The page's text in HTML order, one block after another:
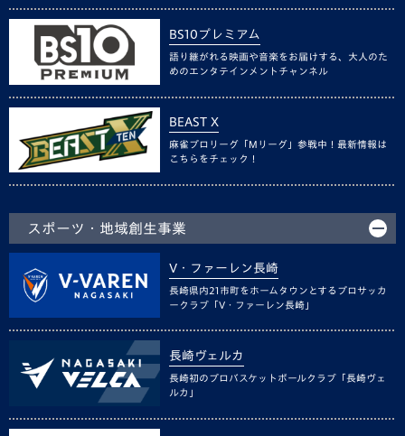
BS10プレミアム
語り継がれる映画や音楽をお届けする、大人のた
めのエンタテインメントチャンネル
BEAST X
麻雀プロリーグ「Mリーグ」参戦中！最新情報は
こちらをチェック！
スポーツ・地域創生事業
V・ファーレン長崎
長崎県内21市町をホームタウンとするプロサッカ
ークラブ「V・ファーレン長崎」
長崎ヴェルカ
長崎初のプロバスケットボールクラブ「長崎ヴェ
ルカ」